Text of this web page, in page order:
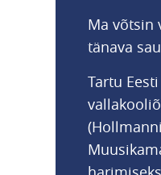
Ma võtsin
tänava
Tartu Eesti